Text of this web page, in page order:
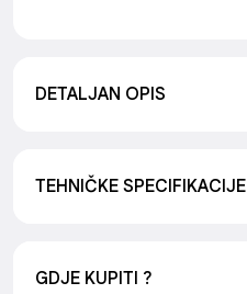
DETALJAN OPIS
TEHNIČKE SPECIFIKACIJE
GDJE KUPITI ?